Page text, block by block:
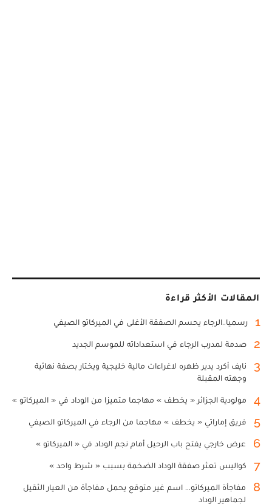
المقالات الأكثر قراءة
1 رسميا..الرجاء يحسم الصفقة الأغلى في الميركاتو الصيفي
2 صدمة لمدرب الرجاء في استعداداته للموسم الجديد
3
نايف أكرد يدير ظهره لاغراءات مالية خليجية ويختار بصفة نهائية
وجهته المقبلة
4 مولودية الجزائر « يخطف » مهاجما متميزا من الوداد في « الميركاتو »
5 فريق إماراتي « يخطف » مهاجما من الرجاء في الميركاتو الصيفي
6 عرض خارجي يفتح باب الرحيل أمام نجم الوداد في « الميركاتو »
7 كواليس تعثر صفقة الوداد الضخمة بسبب « شرط واحد »
8
مفاجأة الميركاتو... اسم غير متوقع يحمل مفاجأة من العيار الثقيل
لجماهير الوداد